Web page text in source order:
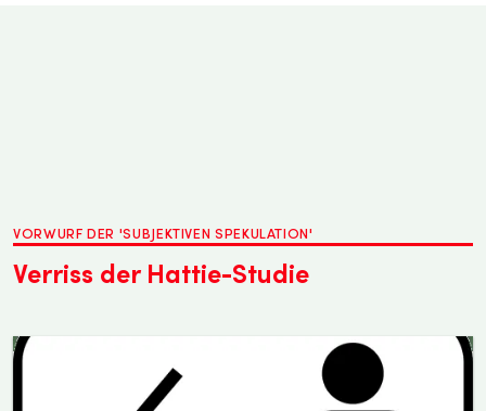
VORWURF DER 'SUBJEKTIVEN SPEKULATION'
Verriss der Hattie-Studie